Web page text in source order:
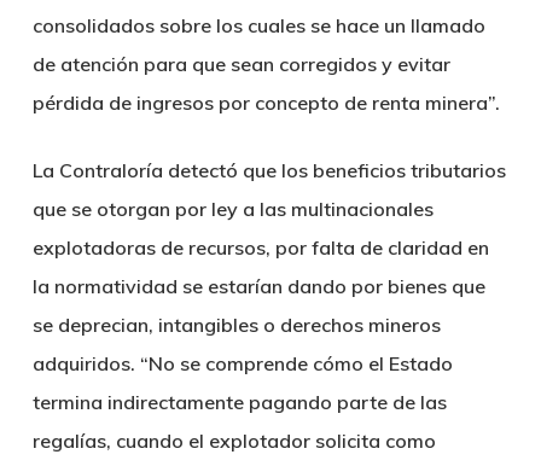
consolidados sobre los cuales se hace un llamado
de atención para que sean corregidos y evitar
pérdida de ingresos por concepto de renta minera”.
La Contraloría detectó que los beneficios tributarios
que se otorgan por ley a las multinacionales
explotadoras de recursos, por falta de claridad en
la normatividad se estarían dando por bienes que
se deprecian, intangibles o derechos mineros
adquiridos. “No se comprende cómo el Estado
termina indirectamente pagando parte de las
regalías, cuando el explotador solicita como